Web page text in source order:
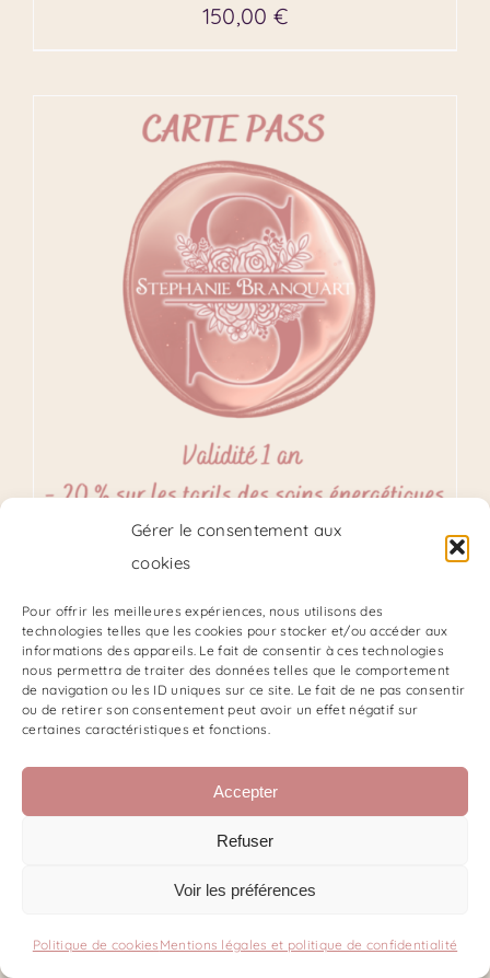
Gérer le consentement aux
cookies
Pour offrir les meilleures expériences, nous utilisons des
technologies telles que les cookies pour stocker et/ou accéder aux
informations des appareils. Le fait de consentir à ces technologies
nous permettra de traiter des données telles que le comportement
de navigation ou les ID uniques sur ce site. Le fait de ne pas consentir
ou de retirer son consentement peut avoir un effet négatif sur
certaines caractéristiques et fonctions.
Accepter
Refuser
Voir les préférences
Politique de cookies Mentions légales et politique de confidentialité
150,00 €
Carte Pass
66,00 €